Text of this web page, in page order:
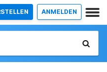
ANMELDEN